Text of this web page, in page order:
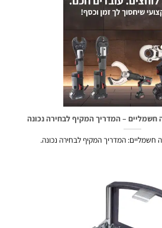
– המדריך המקיף לבחירה נכונה
המדריך המקיף לבחירה נכונה.